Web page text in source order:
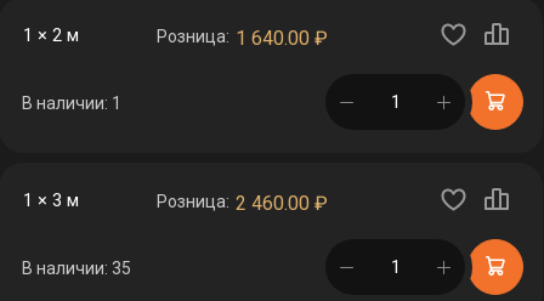
1 × 2 м Розница: 1 640.00 ₽
В наличии: 1 в корзине
1 × 3 м Розница: 2 460.00 ₽
В наличии: 35 в корзине